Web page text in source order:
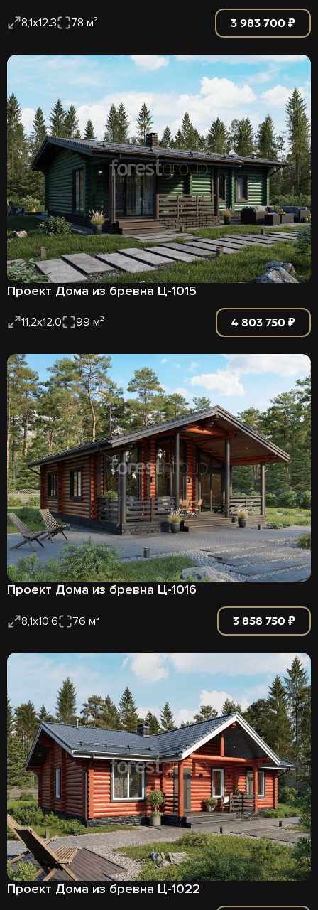
8,1х12.3 78 м² 3 983 700 ₽
Проект Дома из бревна Ц-1015
11,2х12.0 99 м² 4 803 750 ₽
Проект Дома из бревна Ц-1016
8,1х10.6 76 м² 3 858 750 ₽
Проект Дома из бревна Ц-1022